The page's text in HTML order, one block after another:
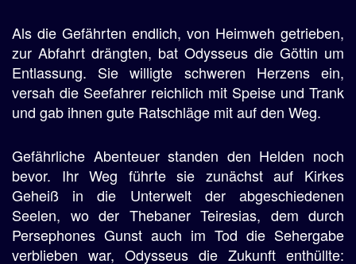
Als die Gefährten endlich, von Heimweh getrieben,
zur Abfahrt drängten, bat Odysseus die Göttin um
Entlassung. Sie willigte schweren Herzens ein,
versah die Seefahrer reichlich mit Speise und Trank
und gab ihnen gute Ratschläge mit auf den Weg.
Gefährliche Abenteuer standen den Helden noch
bevor. Ihr Weg führte sie zunächst auf Kirkes
Geheiß in die Unterwelt der abgeschiedenen
Seelen, wo der Thebaner Teiresias, dem durch
Persephones Gunst auch im Tod die Sehergabe
verblieben war, Odysseus die Zukunft enthüllte: